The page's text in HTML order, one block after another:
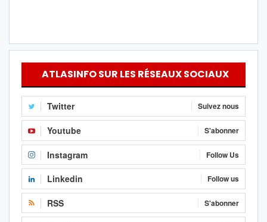
ATLASINFO SUR LES RÉSEAUX SOCIAUX
Twitter Suivez nous
Youtube S'abonner
Instagram Follow Us
Linkedin Follow us
RSS S'abonner